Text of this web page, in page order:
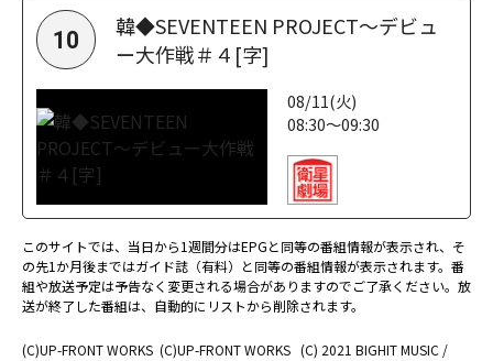
10
韓◆SEVENTEEN PROJECT～デビュ
ー大作戦＃４[字]
08/11(火)
08:30～09:30
このサイトでは、当日から1週間分はEPGと同等の番組情報が表示され、そ
の先1か月後まではガイド誌（有料）と同等の番組情報が表示されます。番
組や放送予定は予告なく変更される場合がありますのでご了承ください。放
送が終了した番組は、自動的にリストから削除されます。
(C)UP-FRONT WORKS (C)UP-FRONT WORKS (C) 2021 BIGHIT MUSIC /